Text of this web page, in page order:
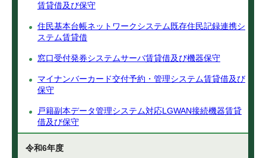
賃貸借及び保守
住民基本台帳ネットワークシステム既存住民記録連携シ
ステム賃貸借
窓口受付発券システムサーバ賃貸借及び機器保守
マイナンバーカード交付予約・管理システム賃貸借及び
保守
戸籍副本データ管理システム対応LGWAN接続機器賃貸
借及び保守
令和6年度